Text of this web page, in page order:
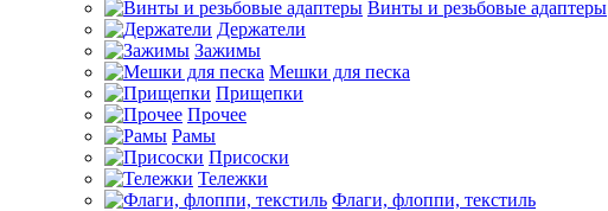
Винты и резьбовые адаптеры
Держатели
Зажимы
Мешки для песка
Прищепки
Прочее
Рамы
Присоски
Тележки
Флаги, флоппи, текстиль